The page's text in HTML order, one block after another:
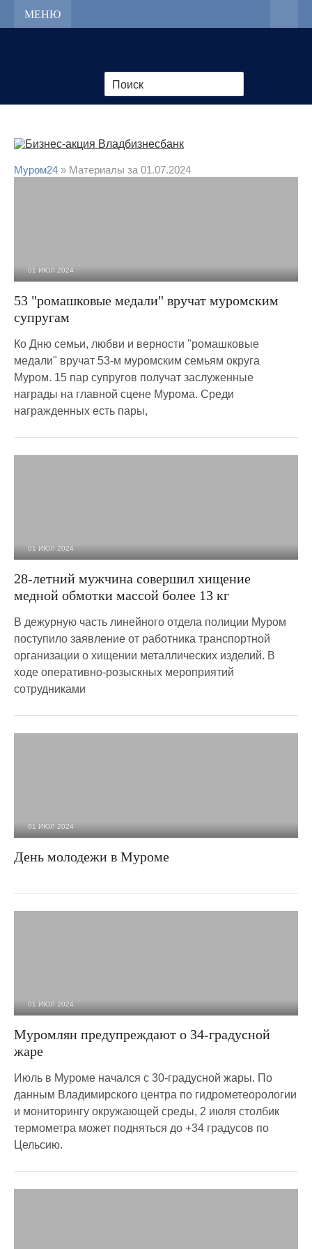
МЕНЮ
Муром24 » Материалы за 01.07.2024
01 ИЮЛ 2024
53 "ромашковые медали" вручат муромским
супругам
Ко Дню семьи, любви и верности "ромашковые
медали" вручат 53-м муромским семьям округа
Муром. 15 пар супругов получат заслуженные
награды на главной сцене Мурома. Среди
награжденных есть пары,
01 ИЮЛ 2024
28-летний мужчина совершил хищение
медной обмотки массой более 13 кг
В дежурную часть линейного отдела полиции Муром
поступило заявление от работника транспортной
организации о хищении металлических изделий. В
ходе оперативно-розыскных мероприятий
сотрудниками
01 ИЮЛ 2024
День молодежи в Муроме
01 ИЮЛ 2024
Муромлян предупреждают о 34-градусной
жаре
Июль в Муроме начался с 30-градусной жары. По
данным Владимирского центра по гидрометеорологии
и мониторингу окружающей среды, 2 июля столбик
термометра может подняться до +34 градусов по
Цельсию.